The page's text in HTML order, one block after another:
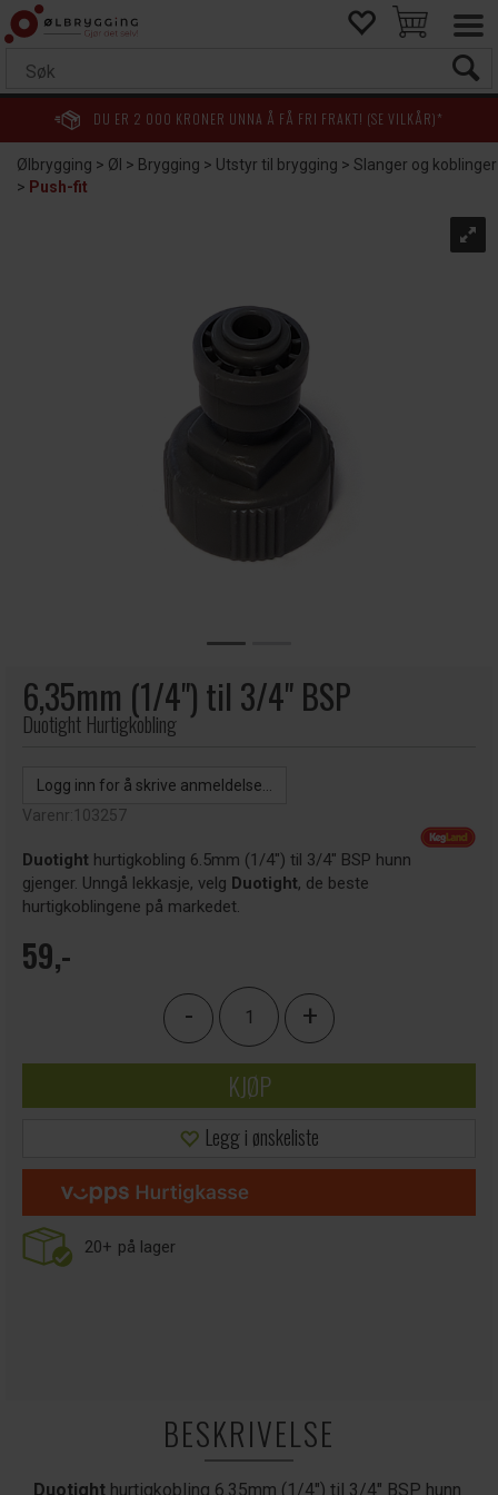
DU ER 2 000 KRONER UNNA Å FÅ FRI FRAKT! (SE VILKÅR)*
Ølbrygging>Øl >Brygging>Utstyr til brygging>Slanger og koblinger
> Push-fit
6,35mm (1/4") til 3/4" BSP
Duotight Hurtigkobling
Logg inn for å skrive anmeldelse...
Varenr:103257
Duotight hurtigkobling 6.5mm (1/4") til 3/4" BSP hunn
gjenger. Unngå lekkasje, velg Duotight, de beste
hurtigkoblingene på markedet.
59,-
- +
KJØP
Legg i ønskeliste
20+ på lager
BESKRIVELSE
Duotight hurtigkobling 6.35mm (1/4") til 3/4" BSP hunn